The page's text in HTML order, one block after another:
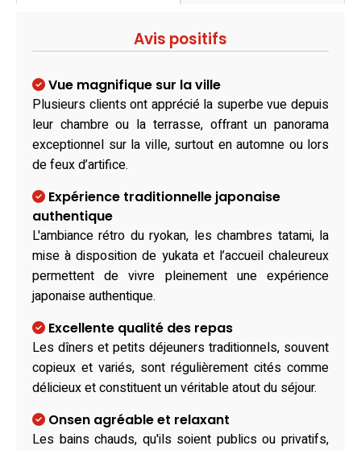
Avis positifs
Vue magnifique sur la ville
Plusieurs clients ont apprécié la superbe vue depuis
leur chambre ou la terrasse, offrant un panorama
exceptionnel sur la ville, surtout en automne ou lors
de feux d’artifice.
Expérience traditionnelle japonaise
authentique
L'ambiance rétro du ryokan, les chambres tatami, la
mise à disposition de yukata et l’accueil chaleureux
permettent de vivre pleinement une expérience
japonaise authentique.
Excellente qualité des repas
Les dîners et petits déjeuners traditionnels, souvent
copieux et variés, sont régulièrement cités comme
délicieux et constituent un véritable atout du séjour.
Onsen agréable et relaxant
Les bains chauds, qu'ils soient publics ou privatifs,